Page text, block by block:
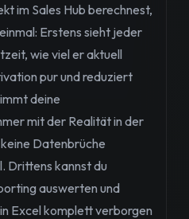
im Sales Hub berechnest,
Erstens sieht jeder
wie viel er aktuell
pur und reduziert
deine
mit der Realität in der
Datenbrüche
Drittens kannst du
auswerten und
Excel komplett verborgen